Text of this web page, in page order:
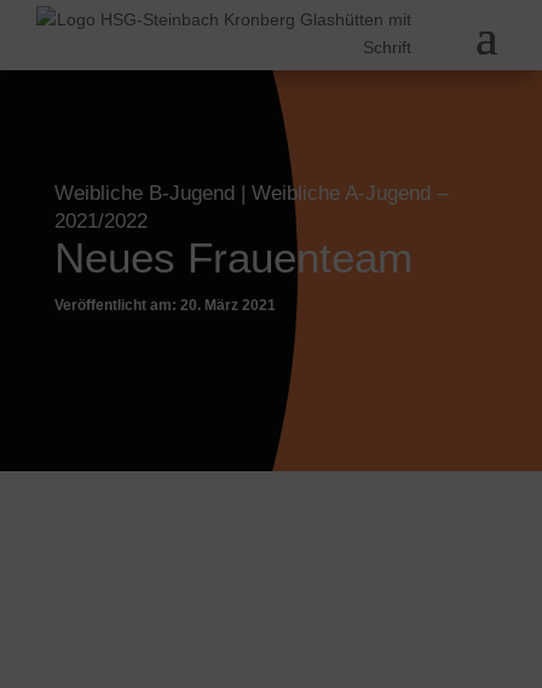
Weibliche B-Jugend| Weibliche A-Jugend –
2021/2022
Neues Frauenteam
Veröffentlicht am: 20. März 2021